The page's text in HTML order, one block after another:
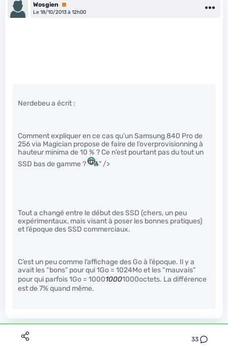
33
Wosgien
Premium
Le 18/10/2013 à 12h00
Nerdebeu a écrit :
Comment expliquer en ce cas qu’un Samsung 840 Pro de
256 via Magician propose de faire de l’overprovisionning à
hauteur minima de 10 % ? Ce n’est pourtant pas du tout un
SSD bas de gamme ?
" />
Tout a changé entre le début des SSD (chers, un peu
expérimentaux, mais visant à poser les bonnes pratiques)
et l’époque des SSD commerciaux.
C’est un peu comme l’affichage des Go à l’époque. Il y a
avait les “bons” pour qui 1Go = 1024Mo et les “mauvais”
pour qui parfois 1Go = 100010001000octets. La différence
est de 7% quand même.